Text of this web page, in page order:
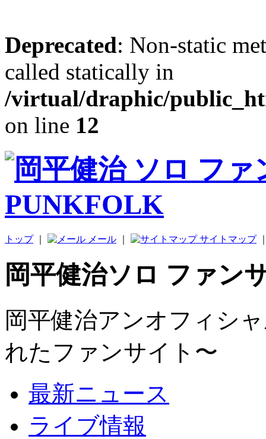
Deprecated: Non-static
called statically in
/virtual/draphic/
on line 12
トップ｜ メール サイトマップ
岡平健治ソロ ファン
岡平健治アンオフィシ
れたファンサイト〜
最新ニュース
ライブ情報